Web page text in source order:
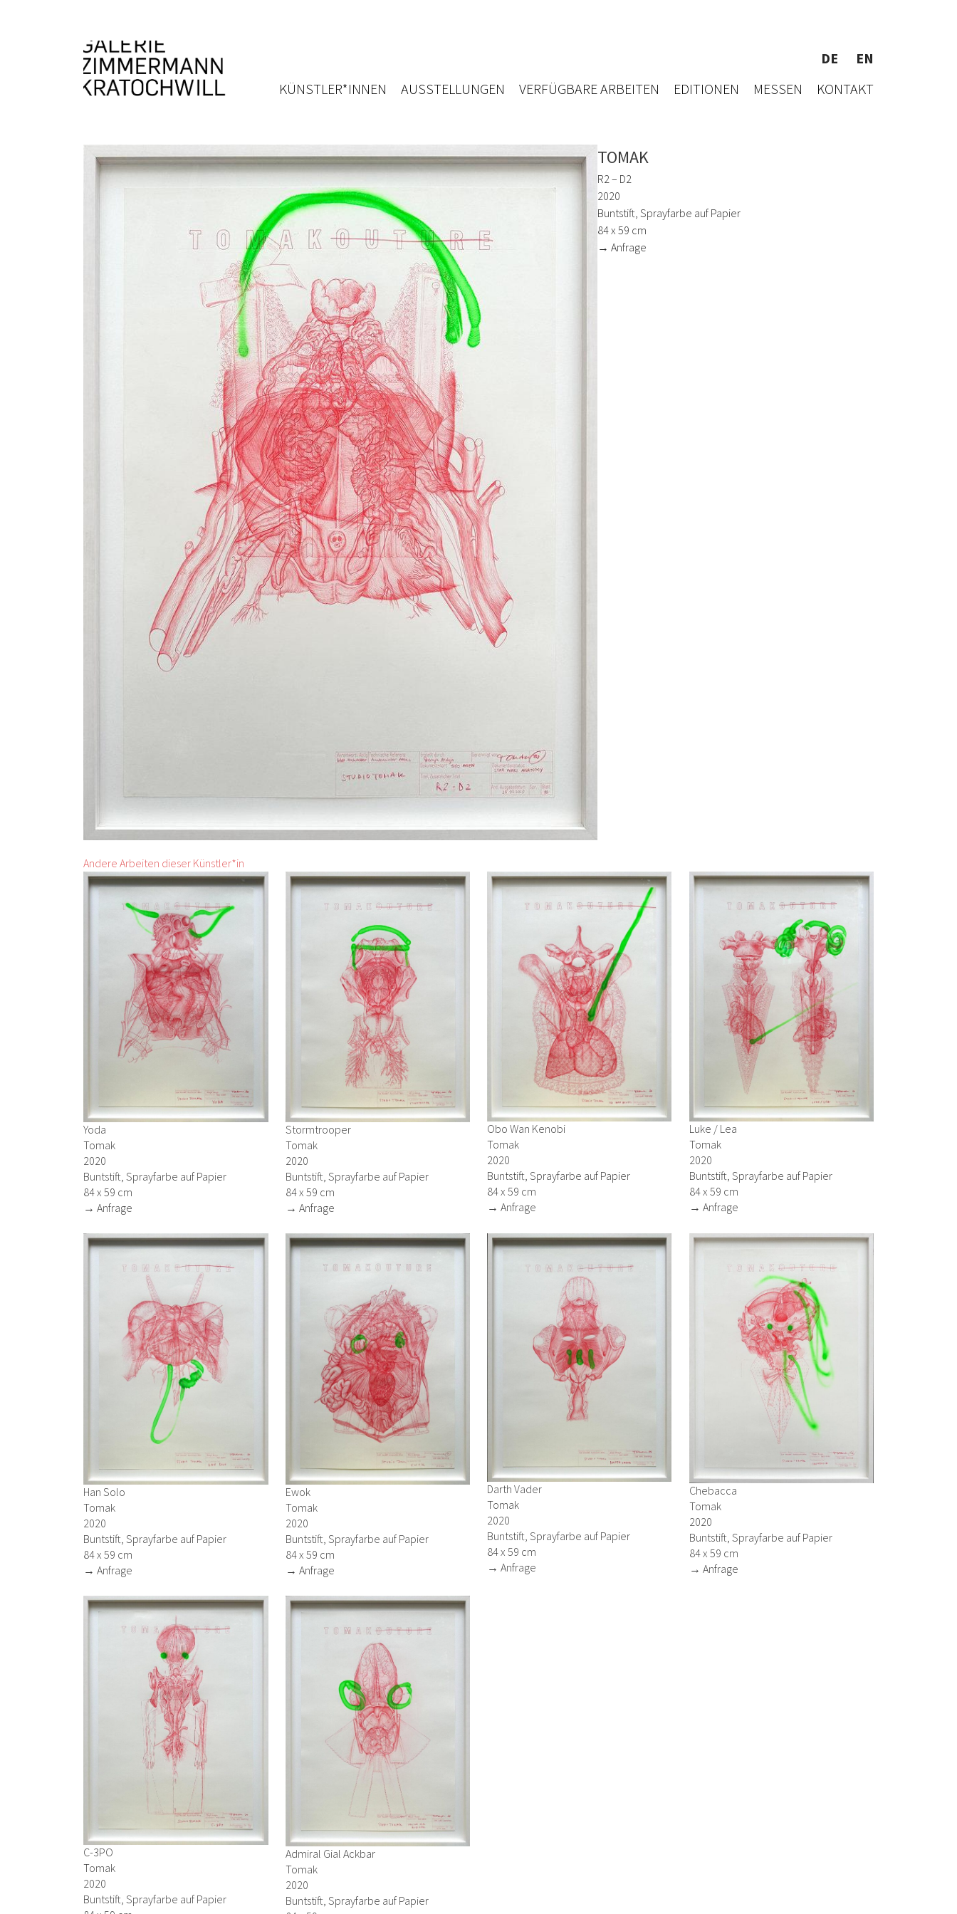
DE
EN
KÜNSTLER*INNEN
AUSSTELLUNGEN VERFÜGBARE ARBEITEN EDITIONEN MESSEN KONTAKT
TOMAK
R2 – D2
2020
Buntstift, Sprayfarbe auf Papier
84 x 59 cm
→ Anfrage
Andere Arbeiten dieser Künstler*in
Yoda
Tomak
2020
Buntstift, Sprayfarbe auf Papier
84 x 59 cm
→ Anfrage
Stormtrooper
Tomak
2020
Buntstift, Sprayfarbe auf Papier
84 x 59 cm
→ Anfrage
Obo Wan Kenobi
Tomak
2020
Buntstift, Sprayfarbe auf Papier
84 x 59 cm
→ Anfrage
Luke / Lea
Tomak
2020
Buntstift, Sprayfarbe auf Papier
84 x 59 cm
→ Anfrage
Han Solo
Tomak
2020
Buntstift, Sprayfarbe auf Papier
84 x 59 cm
→ Anfrage
Ewok
Tomak
2020
Buntstift, Sprayfarbe auf Papier
84 x 59 cm
→ Anfrage
Darth Vader
Tomak
2020
Buntstift, Sprayfarbe auf Papier
84 x 59 cm
→ Anfrage
Chebacca
Tomak
2020
Buntstift, Sprayfarbe auf Papier
84 x 59 cm
→ Anfrage
C-3PO
Tomak
2020
Buntstift, Sprayfarbe auf Papier
Admiral Gial Ackbar
Tomak
2020
Buntstift, Sprayfarbe auf Papier